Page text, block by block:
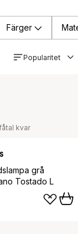
Färger
Popularitet
kvar
grå
Tostado L